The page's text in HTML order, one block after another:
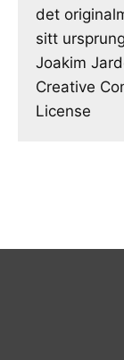
det
sitt
Joakim
Creative
License